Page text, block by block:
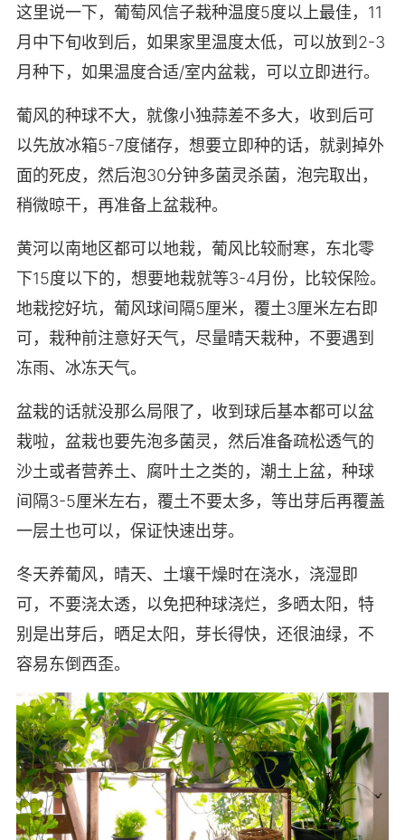
这里说一下，葡萄风信子栽种温度5度以上最佳，11
月中下旬收到后，如果家里温度太低，可以放到2-3
月种下，如果温度合适/室内盆栽，可以立即进行。
葡风的种球不大，就像小独蒜差不多大，收到后可
以先放冰箱5-7度储存，想要立即种的话，就剥掉外
面的死皮，然后泡30分钟多菌灵杀菌，泡完取出，
稍微晾干，再准备上盆栽种。
黄河以南地区都可以地栽，葡风比较耐寒，东北零
下15度以下的，想要地栽就等3-4月份，比较保险。
地栽挖好坑，葡风球间隔5厘米，覆土3厘米左右即
可，栽种前注意好天气，尽量晴天栽种，不要遇到
冻雨、冰冻天气。
盆栽的话就没那么局限了，收到球后基本都可以盆
栽啦，盆栽也要先泡多菌灵，然后准备疏松透气的
沙土或者营养土、腐叶土之类的，潮土上盆，种球
间隔3-5厘米左右，覆土不要太多，等出芽后再覆盖
一层土也可以，保证快速出芽。
冬天养葡风，晴天、土壤干燥时在浇水，浇湿即
可，不要浇太透，以免把种球浇烂，多晒太阳，特
别是出芽后，晒足太阳，芽长得快，还很油绿，不
容易东倒西歪。